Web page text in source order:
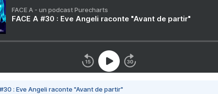
FACE A - un podcast Purecharts
FACE A #30 : Eve Angeli raconte "Avant de partir"
#30 : Eve Angeli raconte "Avant de partir"